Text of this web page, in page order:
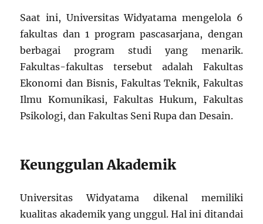
Saat ini, Universitas Widyatama mengelola 6
fakultas dan 1 program pascasarjana, dengan
berbagai program studi yang menarik.
Fakultas-fakultas tersebut adalah Fakultas
Ekonomi dan Bisnis, Fakultas Teknik, Fakultas
Ilmu Komunikasi, Fakultas Hukum, Fakultas
Psikologi, dan Fakultas Seni Rupa dan Desain.
Keunggulan Akademik
Universitas Widyatama dikenal memiliki
kualitas akademik yang unggul. Hal ini ditandai